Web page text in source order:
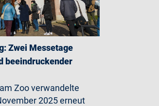
Zwei Messetage
beeindruckender
Zoo verwandelte
2025 erneut